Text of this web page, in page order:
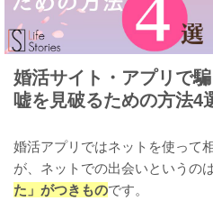
婚活サイト・アプリで
嘘を見破るための方法4
婚活アプリではネットを使って
が、ネットでの出会いというの
た」がつきものです。